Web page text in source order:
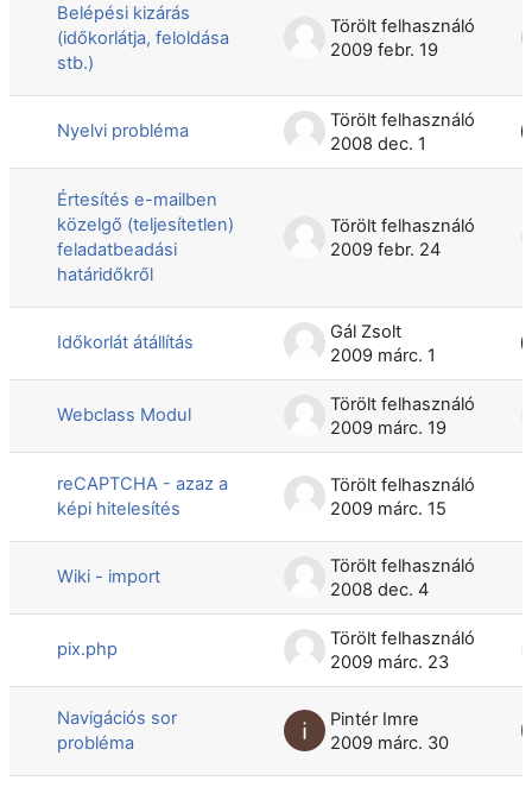
Belépési kizárás
(időkorlátja, feloldása
stb.)
Törölt felhasználó
2009 febr. 19
Nyelvi probléma
Törölt felhasználó
2008 dec. 1
Értesítés e-mailben
közelgő (teljesítetlen)
feladatbeadási
határidőkről
Törölt felhasználó
2009 febr. 24
Időkorlát átállítás
Gál Zsolt
2009 márc. 1
Webclass Modul
Törölt felhasználó
2009 márc. 19
reCAPTCHA - azaz a
képi hitelesítés
Törölt felhasználó
2009 márc. 15
Wiki - import
Törölt felhasználó
2008 dec. 4
pix.php
Törölt felhasználó
2009 márc. 23
Navigációs sor
probléma
Pintér Imre
2009 márc. 30